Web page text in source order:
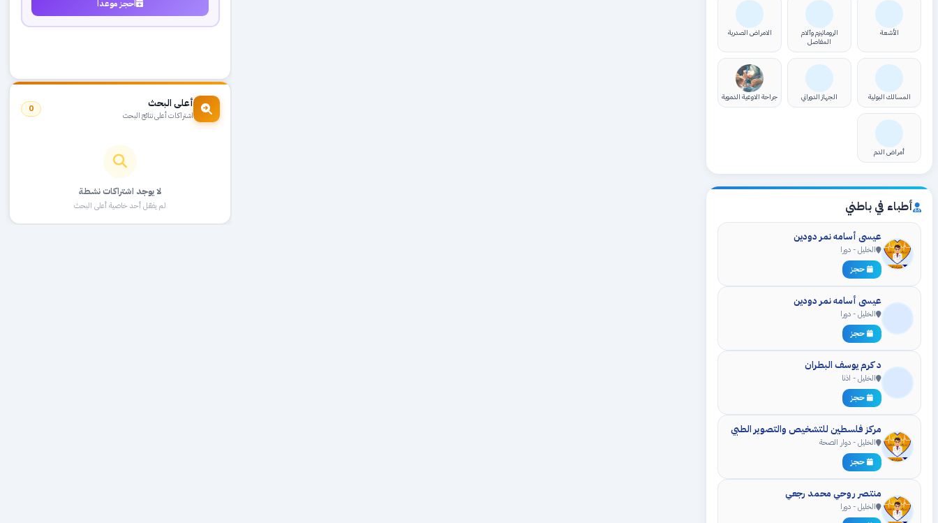
الأشعة
الروماتيزم وآلام
المفاصل
الامراض الصدرية
المسالك البولية الجهاز الدوراني جراحة الاوعية الدموية
أمراض الدم
أطباء في باطني
عيسى أسامه نمر دودين
الخليل - دورا
حجز
عيسى أسامه نمر دودين
الخليل - دورا
حجز
د كرم يوسف البطران
الخليل - اذنا
حجز
مركز فلسطين للتشخيص والتصوير الطبي
الخليل - دوار الصحة
حجز
منتصر روحي محمد رجعي
الخليل - دورا
أعلى البحث 0
لا يوجد اشتراكات نشطة